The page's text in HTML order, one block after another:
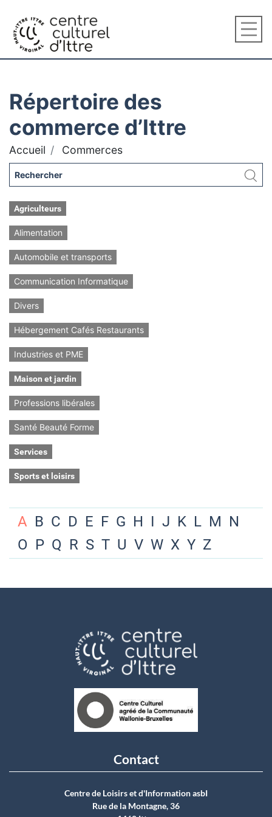
Répertoire des
commerce d’Ittre
Accueil Commerces
Agriculteurs
Alimentation
Automobile et transports
Communication Informatique
Divers
Hébergement Cafés Restaurants
Industries et PME
Maison et jardin
Professions libérales
Santé Beauté Forme
Services
Sports et loisirs
A B C D E F G H I J K L M N
O P Q R S T U V W X Y Z
Contact
Centre de Loisirs et d'Information asbI
Rue de la Montagne, 36